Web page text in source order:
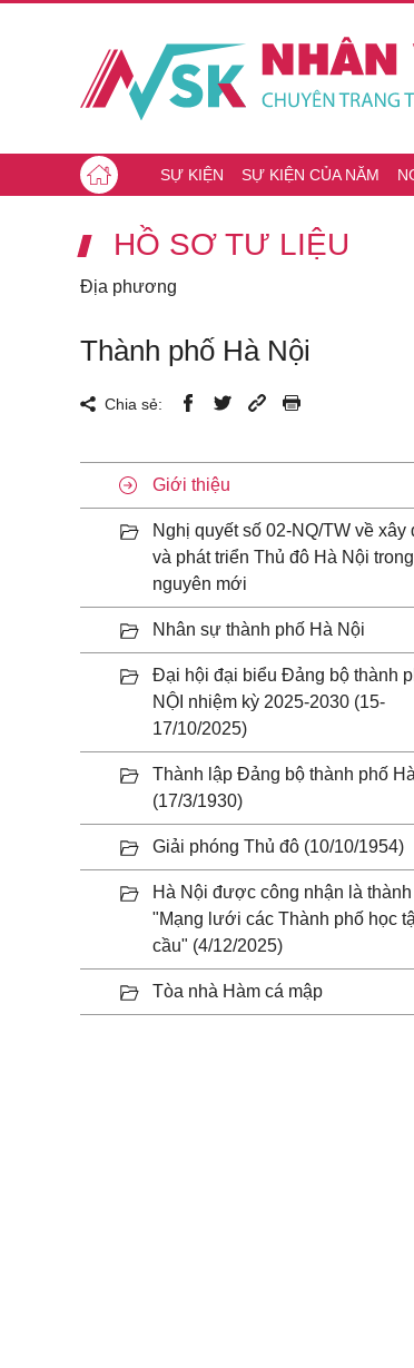
SỰ KIỆN SỰ KIỆN CỦA NĂM
HỒ SƠ TƯ LIỆU
Địa phương
Thành phố Hà Nội
Chia sẻ:
Giới thiệu
Nghị quyết số 02-NQ/TW về xây
và phát triển Thủ đô Hà Nội
nguyên mới
Nhân sự thành phố Hà Nội
Đại hội đại biểu Đảng bộ thành
NỘI nhiệm kỳ 2025-2030 (15-
17/10/2025)
Thành lập Đảng bộ thành phố
(17/3/1930)
Giải phóng Thủ đô (10/10/1954)
Hà Nội được công nhận là
"Mạng lưới các Thành phố học
cầu" (4/12/2025)
Tòa nhà Hàm cá mập